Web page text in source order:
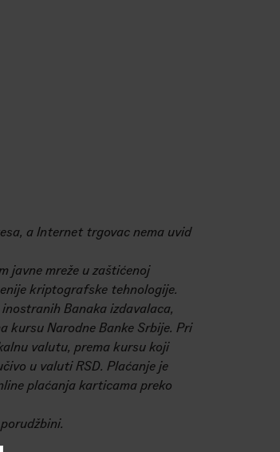
a Internet trgovac nema uvid
javne mreže u zaštićenoj
kriptografske tehnologije.
Banaka izdavalaca,
kursu Narodne Banke Srbije. Pri
valutu, prema kursu koji
u valuti RSD. Plaćanje je
plaćanja karticama preko